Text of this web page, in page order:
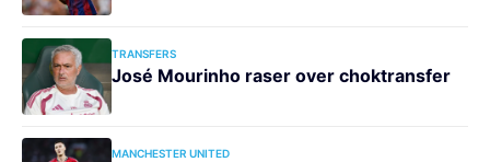
TRANSFERS
José Mourinho raser over choktransfer
MANCHESTER UNITED